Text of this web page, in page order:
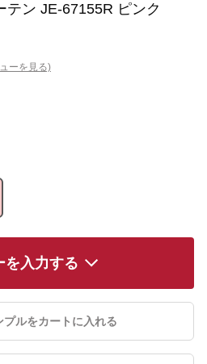
テン JE-67155R ピンク
ーを見る)
を入力する
プルをカートに入れる